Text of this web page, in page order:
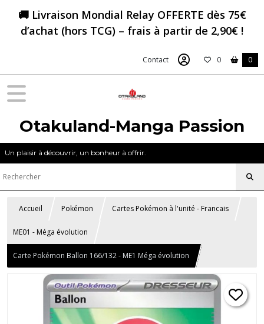
🚚 Livraison Mondial Relay OFFERTE dès 75€
d’achat (hors TCG) – frais à partir de 2,90€ !
Contact 0 0
Otakuland-Manga Passion
Un plaisir à découvrir, un bonheur à offrir.
Accueil Pokémon Cartes Pokémon à l'unité - Francais
ME01 - Méga évolution
Carte Pokémon Ballon 166/132 - ME1 Méga évolution